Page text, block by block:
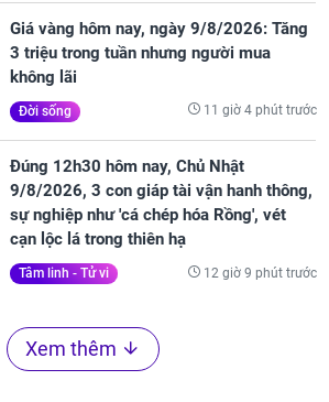
Giá vàng hôm nay, ngày 9/8/2026: Tăng
3 triệu trong tuần nhưng người mua
không lãi
Đời sống 11 giờ 4 phút trước
Đúng 12h30 hôm nay, Chủ Nhật
9/8/2026, 3 con giáp tài vận hanh thông,
sự nghiệp như 'cá chép hóa Rồng', vét
cạn lộc lá trong thiên hạ
Tâm linh - Tử vi 12 giờ 9 phút trước
Xem thêm